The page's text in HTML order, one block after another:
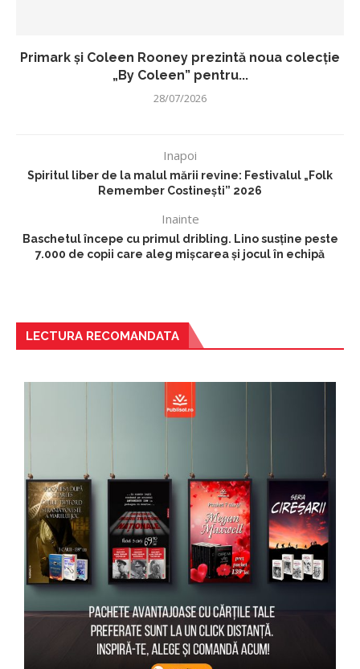
Primark și Coleen Rooney prezintă noua colecție
„By Coleen” pentru...
28/07/2026
Inapoi
Spiritul liber de la malul mării revine: Festivalul „Folk
Remember Costinești” 2026
Inainte
Baschetul începe cu primul dribling. Lino susține peste
7.000 de copii care aleg mișcarea și jocul în echipă
LECTURA RECOMANDATA